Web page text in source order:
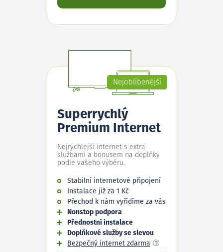
Nejoblíbenější
Superrychlý
Premium Internet
Nejrychlejší internet s extra
službami a bonusem na doplňky
podle vašeho výběru.
Stabilní internetové připojení
Instalace již za 1 Kč
Přechod k nám vyřídíme za vás
Nonstop podpora
Přednostní instalace
Doplňkové služby se slevou
Bezpečný internet zdarma